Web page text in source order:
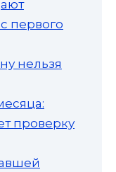
первого
нельзя
проверку